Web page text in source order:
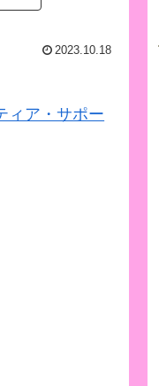
2023.10.18
ィア・サポー